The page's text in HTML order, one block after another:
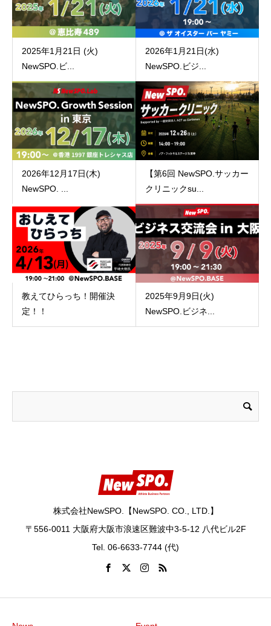
2025年1月21日 (火)
NewSPO.ビ...
2026年1月21日(水)
NewSPO.ビジ...
2026年12月17日(木)
NewSPO. ...
【第6回 NewSPO.サッカー
クリニックsu...
教えてひらっち！開催決
定！！
2025年9月9日(火)
NewSPO.ビジネ...
株式会社NewSPO.【NewSPO. CO., LTD.】
〒556-0011 大阪府大阪市浪速区難波中3-5-12 八代ビル2F
Tel. 06-6633-7744 (代)